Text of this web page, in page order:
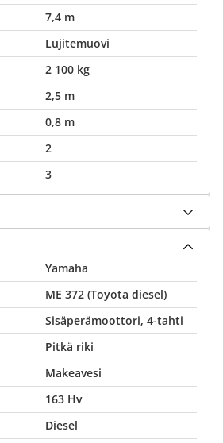
7,4 m
Lujitemuovi
2 100 kg
2,5 m
0,8 m
2
3
Yamaha
ME 372 (Toyota diesel)
Sisäperämoottori, 4-tahti
Pitkä riki
Makeavesi
163 Hv
Diesel